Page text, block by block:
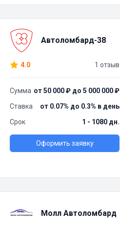
Автоломбард-38
4.0 1 отзыв
Сумма от 50 000 ₽ до 5 000 000 ₽
Ставка
от 0.07% до 0.3% в день
Срок
1 - 1080 дн.
Оформить заявку
Молл Автоломбард